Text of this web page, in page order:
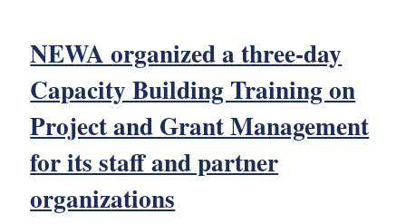
NEWA organized a three-day
Capacity Building Training on
Project and Grant Management
for its staff and partner
organizations